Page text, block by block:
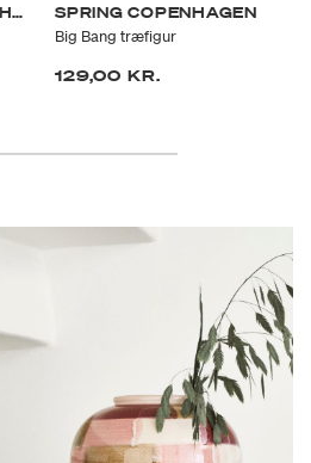
DESIGN HOUSE STOCKHOLM
SPRING COPENHAGEN
Big Bang træfigur
129,00 KR.